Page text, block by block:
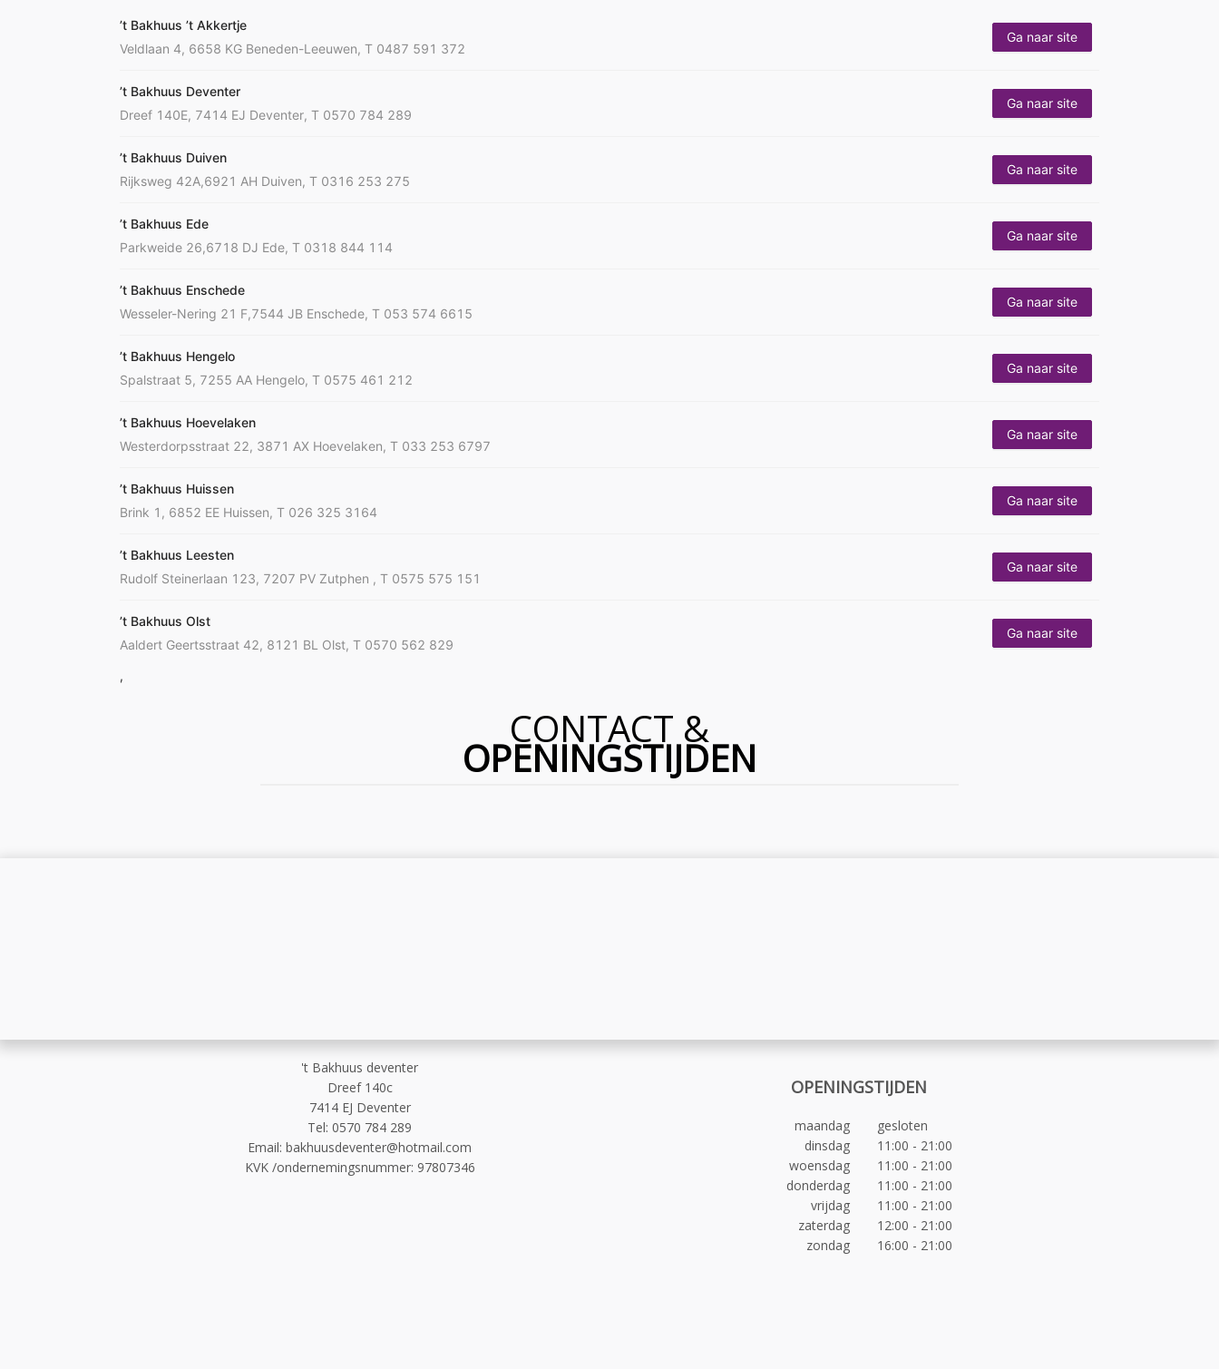
’t Bakhuus ’t Akkertje
Veldlaan 4, 6658 KG Beneden-Leeuwen, T 0487 591 372
Ga naar site
’t Bakhuus Deventer
Dreef 140E, 7414 EJ Deventer, T 0570 784 289
Ga naar site
’t Bakhuus Duiven
Rijksweg 42A,6921 AH Duiven, T 0316 253 275
Ga naar site
’t Bakhuus Ede
Parkweide 26,6718 DJ Ede, T 0318 844 114
Ga naar site
’t Bakhuus Enschede
Wesseler-Nering 21 F,7544 JB Enschede, T 053 574 6615
Ga naar site
’t Bakhuus Hengelo
Spalstraat 5, 7255 AA Hengelo, T 0575 461 212
Ga naar site
’t Bakhuus Hoevelaken
Westerdorpsstraat 22, 3871 AX Hoevelaken, T 033 253 6797
Ga naar site
’t Bakhuus Huissen
Brink 1, 6852 EE Huissen, T 026 325 3164
Ga naar site
’t Bakhuus Leesten
Rudolf Steinerlaan 123, 7207 PV Zutphen , T 0575 575 151
Ga naar site
’t Bakhuus Olst
Aaldert Geertsstraat 42, 8121 BL Olst, T 0570 562 829
Ga naar site
,
CONTACT &
OPENINGSTIJDEN
't Bakhuus deventer
Dreef 140c
7414 EJ Deventer
Tel:0570 784 289
Email:bakhuusdeventer@hotmail.com
KVK /ondernemingsnummer: 97807346
OPENINGSTIJDEN
maandag
gesloten
dinsdag
11:00 - 21:00
woensdag
11:00 - 21:00
donderdag
11:00 - 21:00
vrijdag
11:00 - 21:00
zaterdag
12:00 - 21:00
zondag
16:00 - 21:00